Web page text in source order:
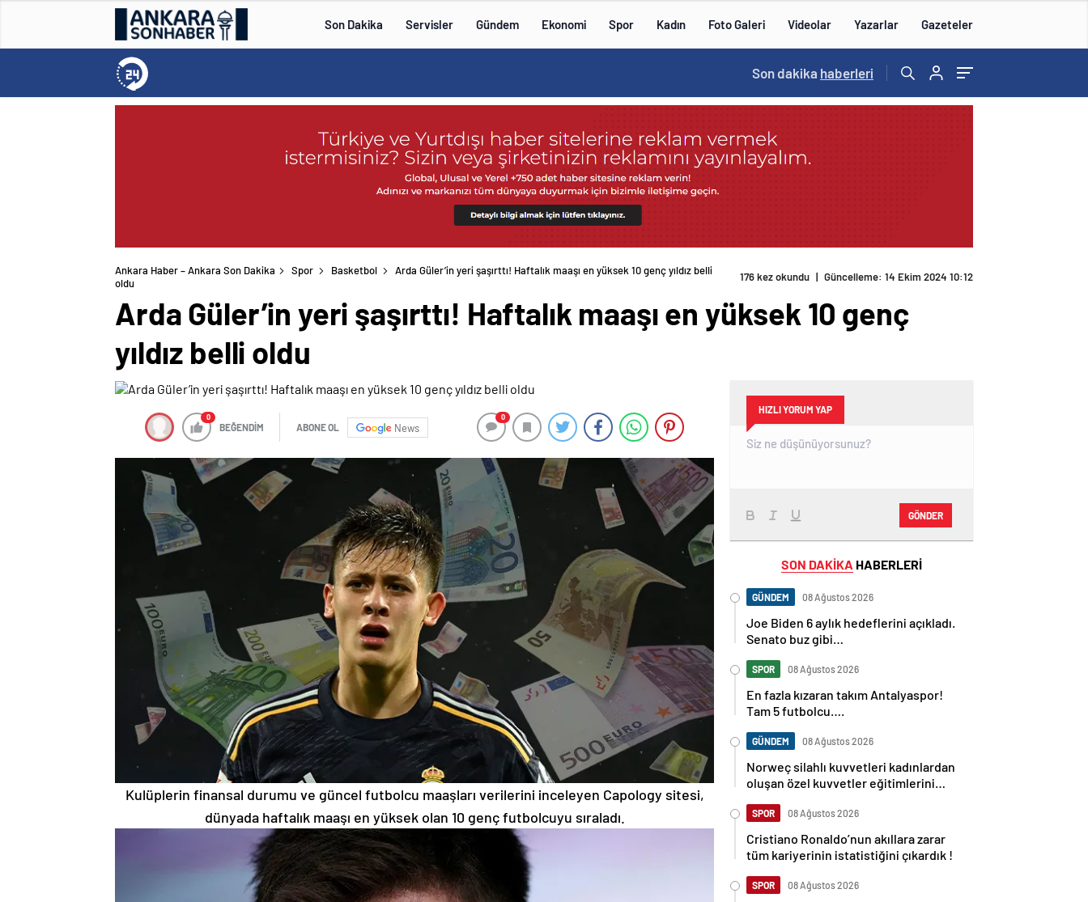
Son Dakika Servisler Gündem Ekonomi Spor Kadın Foto Galeri Videolar Yazarlar Gazeteler
Son dakika haberleri
Ankara Haber – Ankara Son Dakika Spor Basketbol
Arda Güler’in yeri şaşırttı! Haftalık maaşı en yüksek 10 genç yıldız belli
oldu
176 kez okundu | Güncelleme: 14 Ekim 2024 10:12
Arda Güler’in yeri şaşırttı! Haftalık maaşı en yüksek 10 genç
yıldız belli oldu
0
BEĞENDİM ABONE OL News
0
Kulüplerin finansal durumu ve güncel futbolcu maaşları verilerini inceleyen Capology sitesi,
dünyada haftalık maaşı en yüksek olan 10 genç futbolcuyu sıraladı.
HIZLI YORUM YAP
GÖNDER
SON DAKİKA HABERLERİ
GÜNDEM 08 Ağustos 2026
Joe Biden 6 aylık hedeflerini açıkladı.
Senato buz gibi…
SPOR 08 Ağustos 2026
En fazla kızaran takım Antalyaspor!
Tam 5 futbolcu….
GÜNDEM 08 Ağustos 2026
Norweç silahlı kuvvetleri kadınlardan
oluşan özel kuvvetler eğitimlerini
SPOR 08 Ağustos 2026
Cristiano Ronaldo’nun akıllara zarar
tüm kariyerinin istatistiğini çıkardık !
SPOR 08 Ağustos 2026